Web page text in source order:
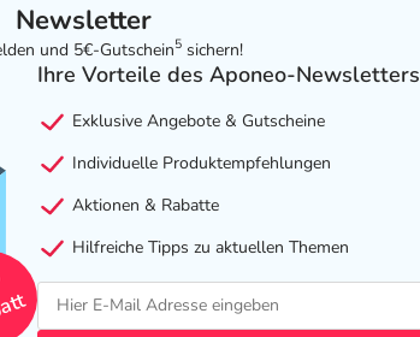
Newsletter
und 5€-Gutschein5 sichern!
Ihre Vorteile des Aponeo-Newsletters
Exklusive Angebote & Gutscheine
Individuelle Produktempfehlungen
Aktionen & Rabatte
Hilfreiche Tipps zu aktuellen Themen